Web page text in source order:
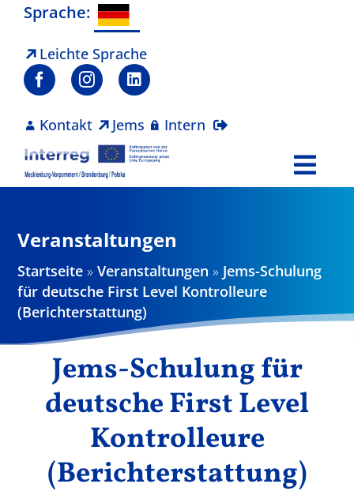
Zum
springen
Sprache:
Leichte Sprache
Kontakt Jems Intern
Projekte
Aktuelles
Ergebnisse
Veranstaltungen
Startseite »Veranstaltungen » Jems-Schulung
für deutsche First Level Kontrolleure
(Berichterstattung)
Jems-Schulung für
deutsche First Level
Kontrolleure
(Berichterstattung)